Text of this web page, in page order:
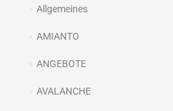
Allgemeines
AMIANTO
ANGEBOTE
AVALANCHE